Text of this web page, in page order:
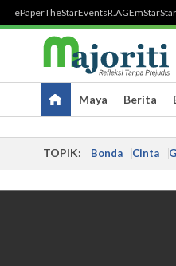
ePaperTheStarEventsR.AGEmStar
Maya Berita
TOPIK: Bonda Cinta